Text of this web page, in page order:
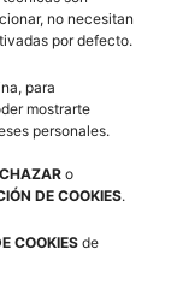
no necesitan
por defecto.
para
mostrarte
personales.
o
DE COOKIES.
COOKIES de
partido que
(80-40). Y
la segunda
(55-37).
Stadium